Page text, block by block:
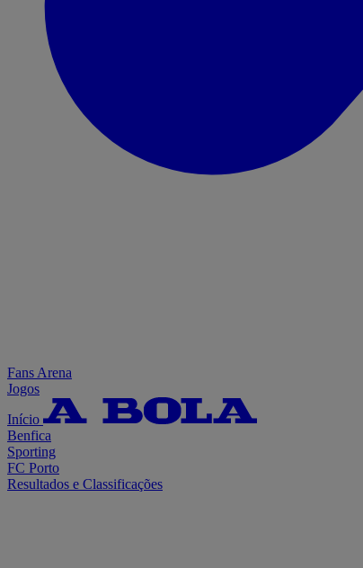
Fans Arena
Jogos
Início
Benfica
Sporting
FC Porto
Resultados e Classificações